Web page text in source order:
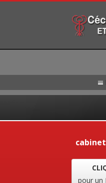
cabinet
pour un